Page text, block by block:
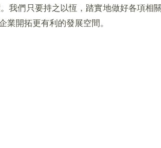
我們只要持之以恆，踏實地做好各項相
業開拓更有利的發展空間。